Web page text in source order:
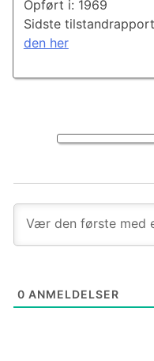
0 ANMELDELSER
Opført i: 1969
Sidste
den her